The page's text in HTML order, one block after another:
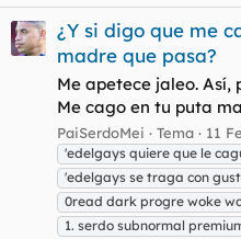
¿Y si digo que me
madre que pasa?
Me apetece jaleo. Así,
Me cago en tu puta
PaiSerdoMei Tema 11
'edelgays quiere que le
'edelgays se traga con
0read dark progre woke
1. serdo subnormal